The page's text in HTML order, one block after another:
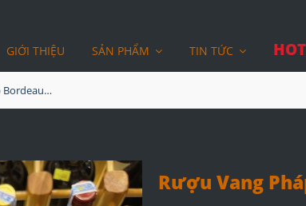
GIỚI THIỆU SẢN PHẨM TIN TỨC
Rượu Vang Pháp Bordeaux Amelie
Rượu Vang